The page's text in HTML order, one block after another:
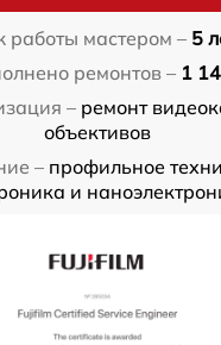
работы мастером – 5
ремонтов – 1
– ремонт
объективов
– профильное
и